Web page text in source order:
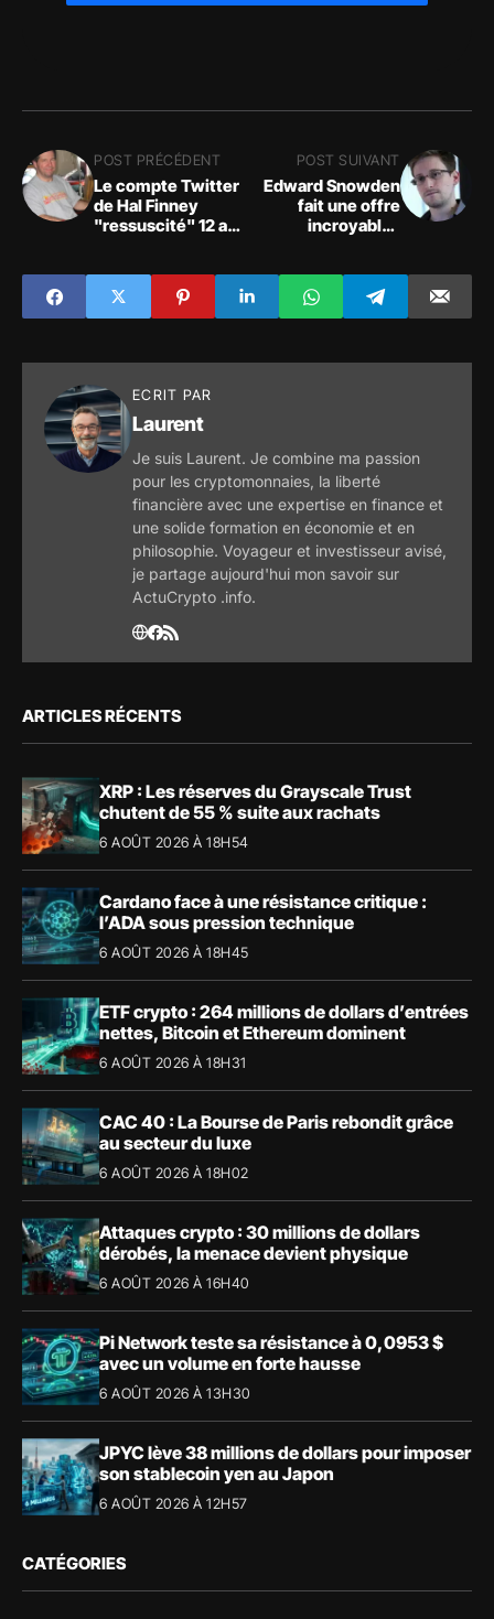
POST PRÉCÉDENT
Le compte Twitter
de Hal Finney
"ressuscité" 12 ans
POST SUIVANT
Edward Snowden
fait une offre
incroyable :
salaire en bitcoins !
ECRIT PAR
Laurent
Je suis Laurent. Je combine ma passion
pour les cryptomonnaies, la liberté
financière avec une expertise en finance et
une solide formation en économie et en
philosophie. Voyageur et investisseur avisé,
je partage aujourd'hui mon savoir sur
ActuCrypto .info.
ARTICLES RÉCENTS
XRP : Les réserves du Grayscale Trust
chutent de 55 % suite aux rachats
6 AOÛT 2026 À 18H54
Cardano face à une résistance critique :
l’ADA sous pression technique
6 AOÛT 2026 À 18H45
ETF crypto : 264 millions de dollars d’entrées
nettes, Bitcoin et Ethereum dominent
6 AOÛT 2026 À 18H31
CAC 40 : La Bourse de Paris rebondit grâce
au secteur du luxe
6 AOÛT 2026 À 18H02
Attaques crypto : 30 millions de dollars
dérobés, la menace devient physique
6 AOÛT 2026 À 16H40
Pi Network teste sa résistance à 0,0953 $
avec un volume en forte hausse
6 AOÛT 2026 À 13H30
JPYC lève 38 millions de dollars pour imposer
son stablecoin yen au Japon
6 AOÛT 2026 À 12H57
CATÉGORIES